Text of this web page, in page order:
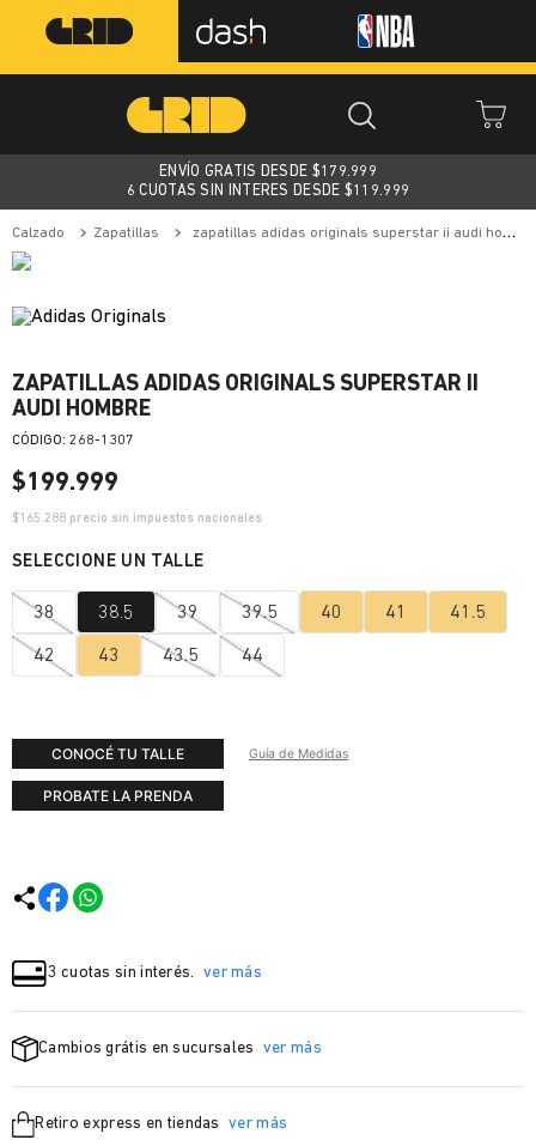
ENVÍO GRATIS DESDE $179.999
6 CUOTAS SIN INTERES DESDE $119.999
calzado zapatillas zapatillas adidas originals superstar ii audi hombre
ZAPATILLAS ADIDAS ORIGINALS SUPERSTAR II
AUDI HOMBRE
: 268-1307
$199.999
$165.288 precio sin impuestos nacionales
38 38.5 39 39.5 40 41 41.5
42 43 43.5 44
CONOCÉ TU TALLE Guía de Medidas
PROBATE LA PRENDA
3 cuotas sin interés. ver más
Cambios grátis en sucursales ver más
Retiro express en tiendas ver más